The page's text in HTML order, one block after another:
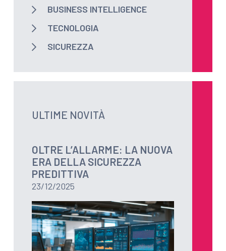
BUSINESS INTELLIGENCE
TECNOLOGIA
SICUREZZA
ULTIME NOVITÀ
OLTRE L’ALLARME: LA NUOVA
ERA DELLA SICUREZZA
PREDITTIVA
23/12/2025